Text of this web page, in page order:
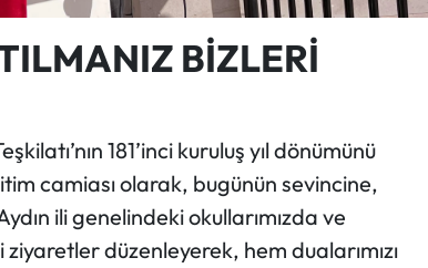
BİZLERİ
181’inci kuruluş yıl dönümünü
camiası olarak, bugünün sevincine,
ili genelindeki okullarımızda ve
düzenleyerek, hem dualarımızı